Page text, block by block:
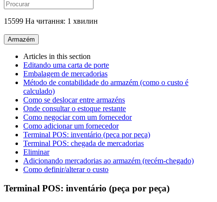
15599 На читання: 1 хвилин
Armazém
Articles in this section
Editando uma carta de porte
Embalagem de mercadorias
Método de contabilidade do armazém (como o custo é
calculado)
Como se deslocar entre armazéns
Onde consultar o estoque restante
Como negociar com um fornecedor
Como adicionar um fornecedor
Terminal POS: inventário (peça por peça)
Terminal POS: chegada de mercadorias
Eliminar
Adicionando mercadorias ao armazém (recém-chegado)
Como definir/alterar o custo
Terminal POS: inventário (peça por peça)